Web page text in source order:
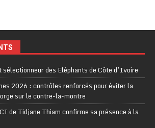
sélectionneur des Eléphants de Côte d’Ivoire
2026 : contrôles renforcés pour éviter la
sur le contre-la-montre
de Tidjane Thiam confirme sa présence à la